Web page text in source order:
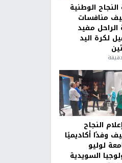
الوطنية
منافسات
الراحل مفيد
لكرة اليد
النجاح
وفدًا أكاديميًا
لوليو
السويدية